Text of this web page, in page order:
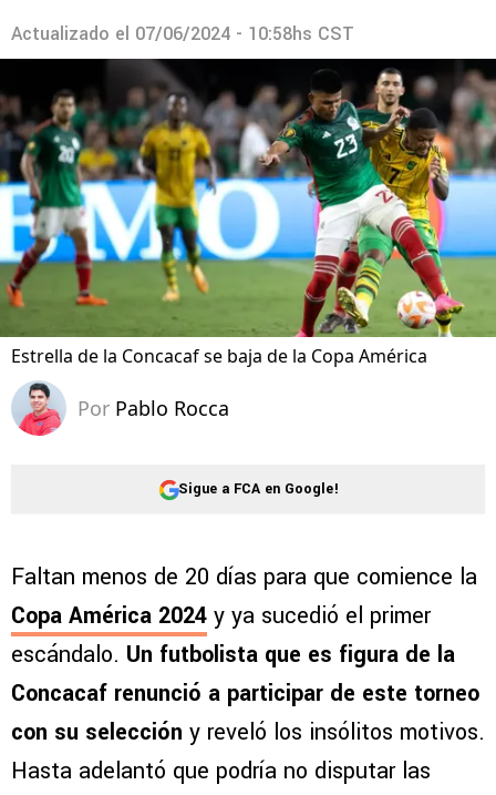
Actualizado el 07/06/2024 - 10:58hs CST
Estrella de la Concacaf se baja de la Copa América
Por Pablo Rocca
Sigue a FCA en Google!
Faltan menos de 20 días para que comience la
Copa América 2024 y ya sucedió el primer
escándalo. Un futbolista que es figura de la
Concacaf renunció a participar de este torneo
con su selección y reveló los insólitos motivos.
Hasta adelantó que podría no disputar las